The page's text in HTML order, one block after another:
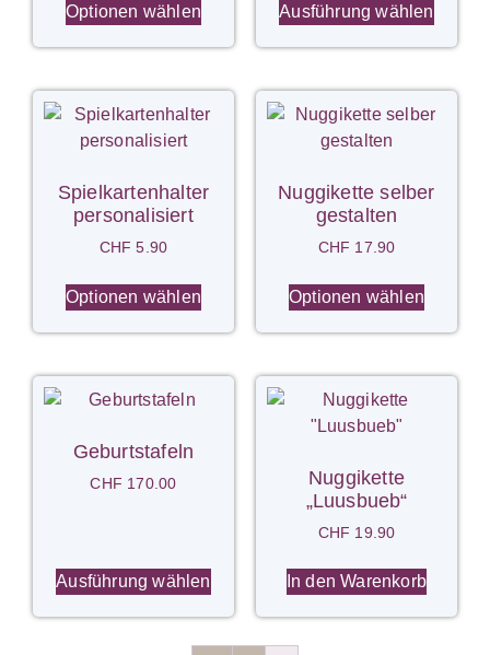
Optionen wählen Ausführung wählen
Spielkartenhalter
personalisiert
CHF 5.90
Optionen wählen
Nuggikette selber
gestalten
CHF 17.90
Optionen wählen
Geburtstafeln
CHF 170.00
Ausführung wählen
Nuggikette
„Luusbueb“
CHF 19.90
In den Warenkorb